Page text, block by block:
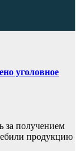
уголовное
за получением
продукцию